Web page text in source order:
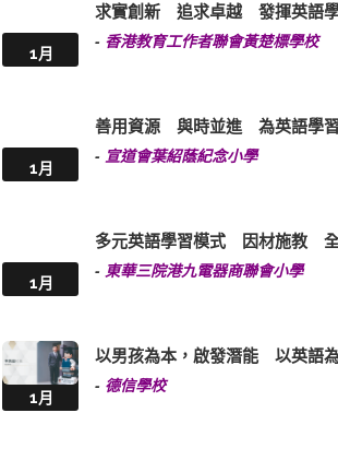
1月
求實創新 追求卓越 發揮英語
- 香港教育工作者聯會黃楚標學校
1月
善用資源 與時並進 為英語學
- 宣道會葉紹蔭紀念小學
1月
多元英語學習模式 因材施教
- 東華三院港九電器商聯會小學
1月
以男孩為本，啟發潛能 以英語
- 德信學校